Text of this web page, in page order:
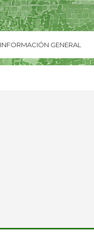
INFORMACIÓN GENERAL